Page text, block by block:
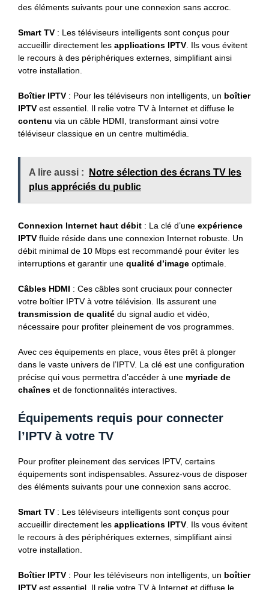
des éléments suivants pour une connexion sans accroc.
Smart TV : Les téléviseurs intelligents sont conçus pour
accueillir directement les applications IPTV . Ils vous évitent
le recours à des périphériques externes, simplifiant ainsi
votre installation.
Boîtier IPTV : Pour les téléviseurs non intelligents, un boîtier
IPTV est essentiel. Il relie votre TV à Internet et diffuse le
contenu via un câble HDMI, transformant ainsi votre
téléviseur classique en un centre multimédia.
A lire aussi :
Notre sélection des écrans TV les
plus appréciés du public
Connexion Internet haut débit : La clé d’une expérience
IPTV fluide réside dans une connexion Internet robuste. Un
débit minimal de 10 Mbps est recommandé pour éviter les
interruptions et garantir une qualité d’image optimale.
Câbles HDMI : Ces câbles sont cruciaux pour connecter
votre boîtier IPTV à votre télévision. Ils assurent une
transmission de qualité du signal audio et vidéo,
nécessaire pour profiter pleinement de vos programmes.
Avec ces équipements en place, vous êtes prêt à plonger
dans le vaste univers de l’IPTV. La clé est une configuration
précise qui vous permettra d’accéder à une myriade de
chaînes et de fonctionnalités interactives.
Équipements requis pour connecter
l’IPTV à votre TV
Pour profiter pleinement des services IPTV, certains
équipements sont indispensables. Assurez-vous de disposer
des éléments suivants pour une connexion sans accroc.
Smart TV : Les téléviseurs intelligents sont conçus pour
accueillir directement les applications IPTV . Ils vous évitent
le recours à des périphériques externes, simplifiant ainsi
votre installation.
Boîtier IPTV : Pour les téléviseurs non intelligents, un boîtier
IPTV est essentiel. Il relie votre TV à Internet et diffuse le